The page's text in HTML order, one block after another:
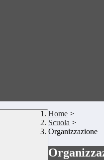
Home >
Scuola >
Organizzazione